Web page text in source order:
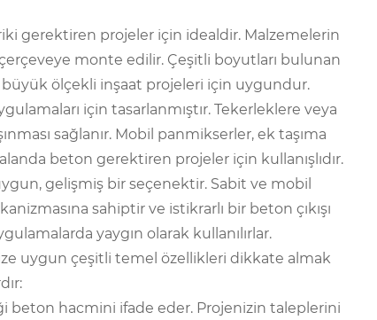
gerektiren projeler için idealdir. Malzemelerin
monte edilir. Çeşitli boyutları bulunan
ölçekli inşaat projeleri için uygundur.
için tasarlanmıştır. Tekerleklere veya
sağlanır. Mobil panmikserler, ek taşıma
beton gerektiren projeler için kullanışlıdır.
gelişmiş bir seçenektir. Sabit ve mobil
sahiptir ve istikrarlı bir beton çıkışı
yaygın olarak kullanılırlar.
uygun çeşitli temel özellikleri dikkate almak
beton hacmini ifade eder. Projenizin taleplerini